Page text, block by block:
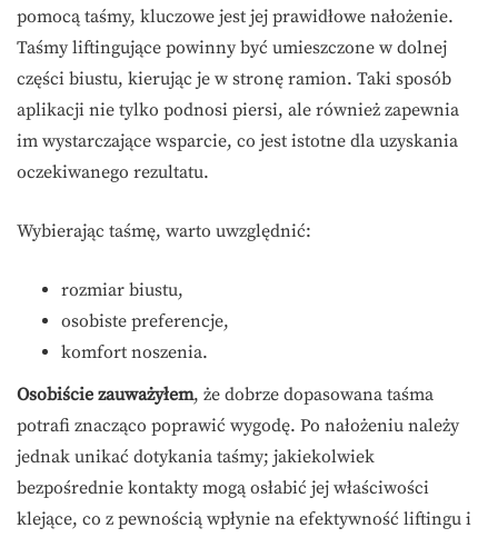
pomocą taśmy, kluczowe jest jej prawidłowe nałożenie.
Taśmy liftingujące powinny być umieszczone w dolnej
części biustu, kierując je w stronę ramion. Taki sposób
aplikacji nie tylko podnosi piersi, ale również zapewnia
im wystarczające wsparcie, co jest istotne dla uzyskania
oczekiwanego rezultatu.
Wybierając taśmę, warto uwzględnić:
rozmiar biustu,
osobiste preferencje,
komfort noszenia.
Osobiście zauważyłem, że dobrze dopasowana taśma
potrafi znacząco poprawić wygodę. Po nałożeniu należy
jednak unikać dotykania taśmy; jakiekolwiek
bezpośrednie kontakty mogą osłabić jej właściwości
klejące, co z pewnością wpłynie na efektywność liftingu i